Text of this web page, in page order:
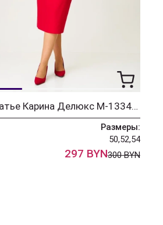
Платье Карина Делюкс М-1334 красный
Размеры:
50,52,54
297 BYN300 BYN